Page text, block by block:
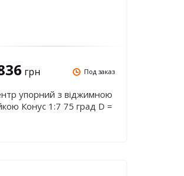
грн Под заказ
упорний з віджимною
Конус 1:7 75 град D =